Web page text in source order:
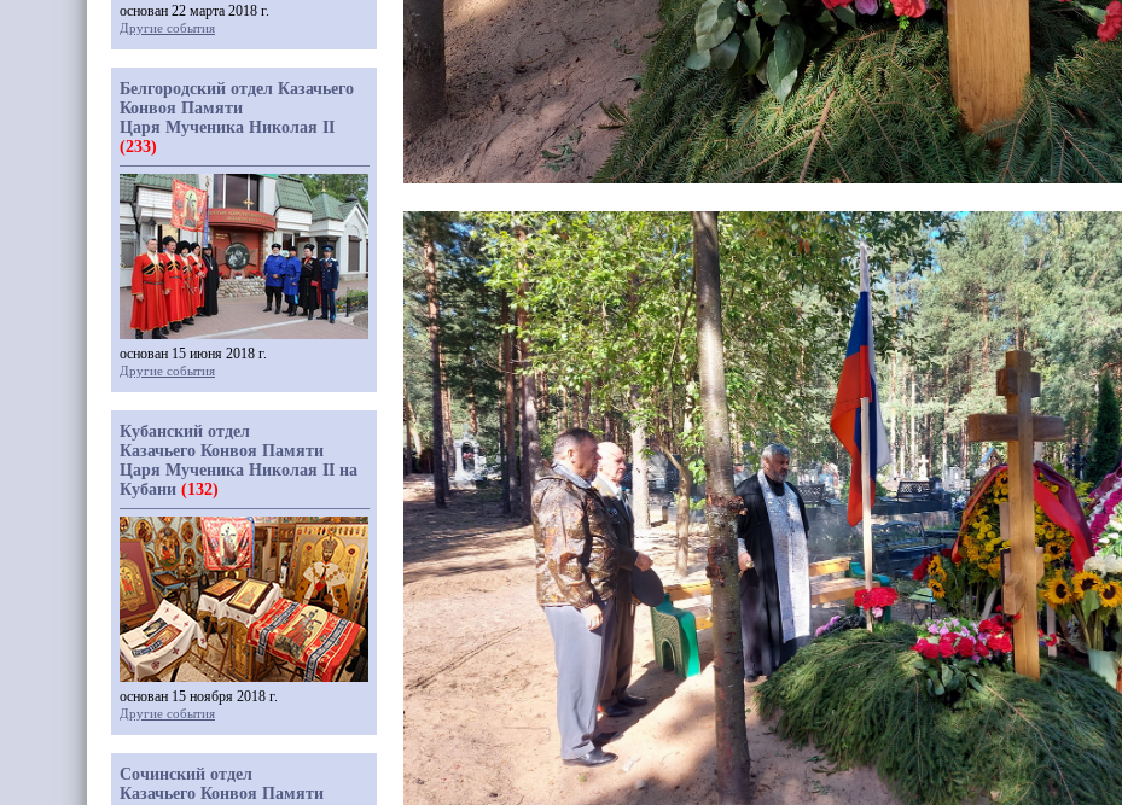
основан 22 марта 2018 г.
Другие события
Белгородский отдел Казачьего
Конвоя Памяти
Царя Мученика Николая II
(233)
основан 15 июня 2018 г.
Другие события
Кубанский отдел
Казачьего Конвоя Памяти
Царя Мученика Николая II на
Кубани (132)
основан 15 ноября 2018 г.
Другие события
Сочинский отдел
Казачьего Конвоя Памяти